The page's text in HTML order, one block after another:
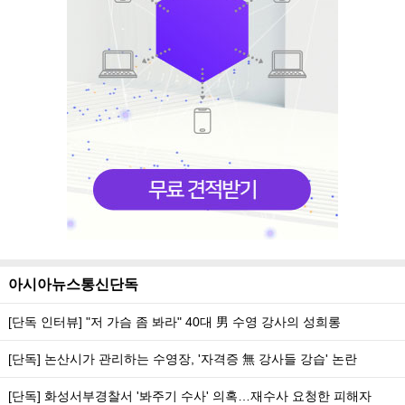
아시아뉴스통신단독
[단독 인터뷰] "저 가슴 좀 봐라" 40대 男 수영 강사의 성희롱
[단독] 논산시가 관리하는 수영장, '자격증 無 강사들 강습' 논란
[단독] 화성서부경찰서 '봐주기 수사' 의혹…재수사 요청한 피해자